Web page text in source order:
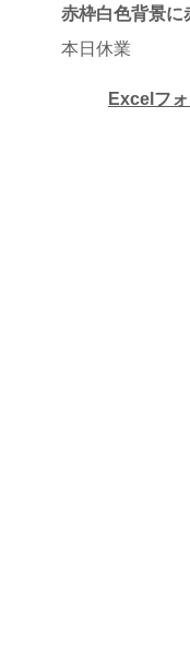
赤枠白色背景に
本日休業
Excelフ